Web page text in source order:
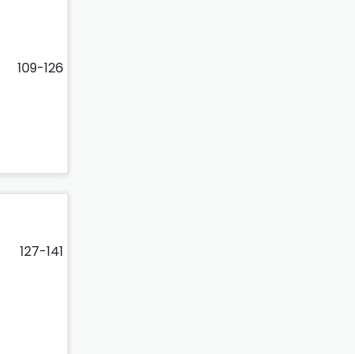
109-126
127-141